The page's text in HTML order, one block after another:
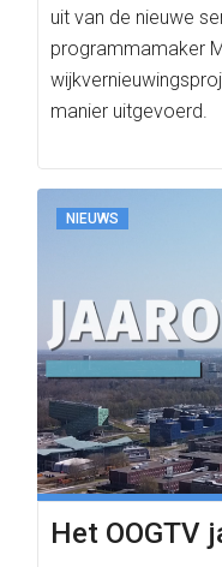
uit van de nieuwe
programmamaker
manier uitgevoerd.
NIEUWS
Het OOGTV